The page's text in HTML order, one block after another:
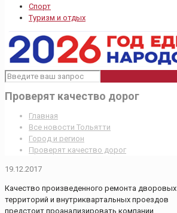
Спорт
Туризм и отдых
Проверят качество дорог
Главная
Все новости Тольятти
Город и регион
Проверят качество дорог
19.12.2017
Качество произведенного ремонта дворовых
территорий и внутриквартальных проездов
предстоит проанализировать компании